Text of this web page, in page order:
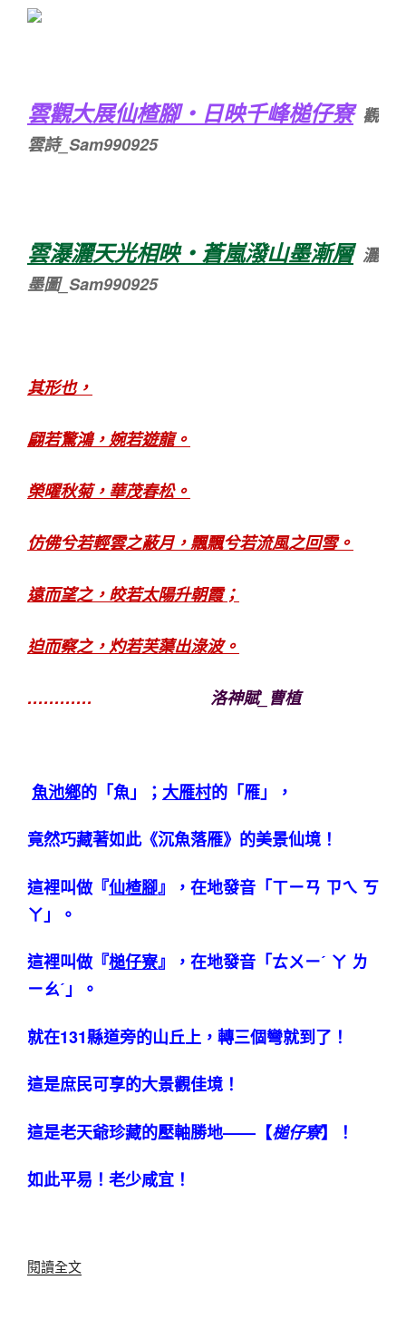
雲觀大展仙楂腳‧日映千峰槌仔寮 觀
雲詩_Sam990925
雲瀑灑天光相映‧蒼嵐潑山墨漸層 灑
墨圖_Sam990925
其形也，
翩若驚鴻，婉若遊龍。
榮曜秋菊，華茂春松。
仿佛兮若輕雲之蔽月，飄飄兮若流風之回雪。
遠而望之，皎若太陽升朝霞；
迫而察之，灼若芙蕖出淥波。
………… 洛神賦_曹植
魚池鄉的「魚」； 大雁村的「雁」，
竟然巧藏著如此《沉魚落雁》的美景仙境！
這裡叫做『仙楂腳』，在地發音「ㄒㄧㄢ ㄗㄟ ㄎ
ㄚ」。
這裡叫做『槌仔寮』，在地發音「ㄊㄨㄧˊ ㄚ ㄌ
ㄧㄠˊ」。
就在131縣道旁的山丘上，轉三個彎就到了！
這是庶民可享的大景觀佳境！
這是老天爺珍藏的壓軸勝地——【槌仔寮】！
如此平易！老少咸宜！
閱讀全文〈【天